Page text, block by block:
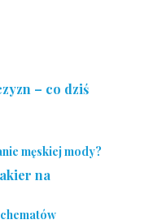
– co dziś
męskiej mody?
na